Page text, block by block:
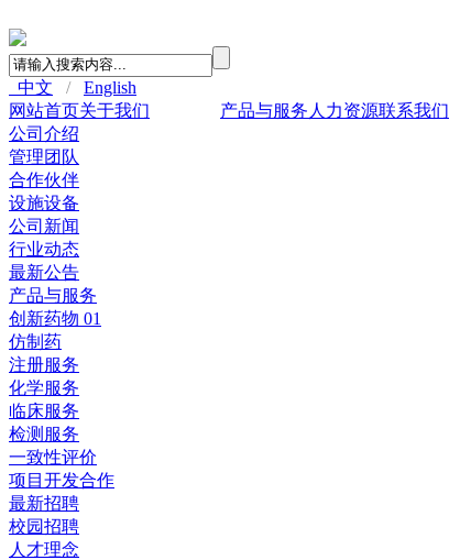
中文 /
English
网站首页关于我们 产品与服务 人力资源联系我们
公司介绍
管理团队
合作伙伴
设施设备
公司新闻
行业动态
最新公告
产品与服务
创新药物 01
仿制药
注册服务
化学服务
临床服务
检测服务
一致性评价
项目开发合作
最新招聘
校园招聘
人才理念